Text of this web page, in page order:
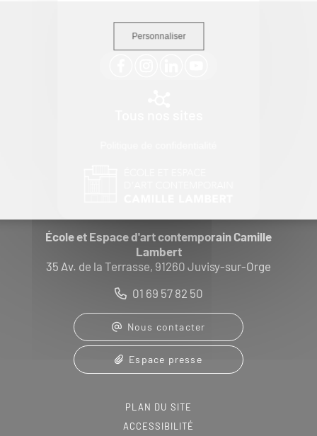
Personnaliser
Suivez-nous
École et Espace d'art contemporain Camille
Lambert
35 Av. de la Terrasse, 91260 Juvisy-sur-Orge
01 69 57 82 50
Nous contacter
Espace presse
PLAN DU SITE
ACCESSIBILITÉ